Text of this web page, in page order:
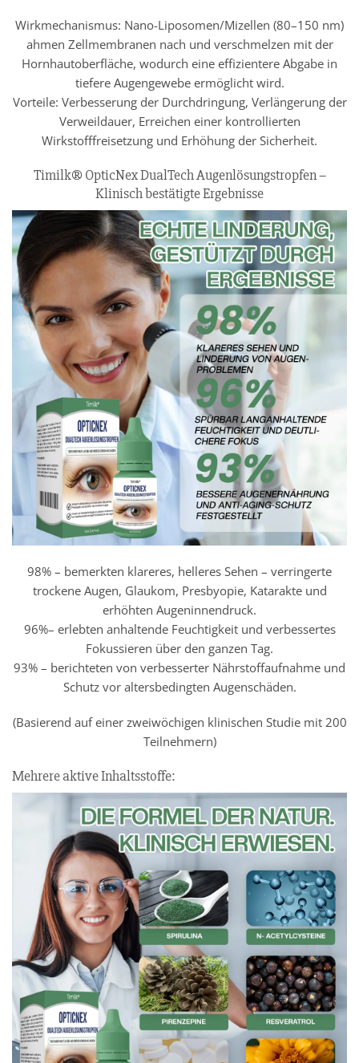
Wirkmechanismus: Nano-Liposomen/Mizellen (80–150 nm)
ahmen Zellmembranen nach und verschmelzen mit der
Hornhautoberfläche, wodurch eine effizientere Abgabe in
tiefere Augengewebe ermöglicht wird.
Vorteile: Verbesserung der Durchdringung, Verlängerung der
Verweildauer, Erreichen einer kontrollierten
Wirkstofffreisetzung und Erhöhung der Sicherheit.
Timilk® OpticNex DualTech Augenlösungstropfen –
Klinisch bestätigte Ergebnisse
98% – bemerkten klareres, helleres Sehen – verringerte
trockene Augen, Glaukom, Presbyopie, Katarakte und
erhöhten Augeninnendruck.
96%– erlebten anhaltende Feuchtigkeit und verbessertes
Fokussieren über den ganzen Tag.
93% – berichteten von verbesserter Nährstoffaufnahme und
Schutz vor altersbedingten Augenschäden.
(Basierend auf einer zweiwöchigen klinischen Studie mit 200
Teilnehmern)
Mehrere aktive Inhaltsstoffe: